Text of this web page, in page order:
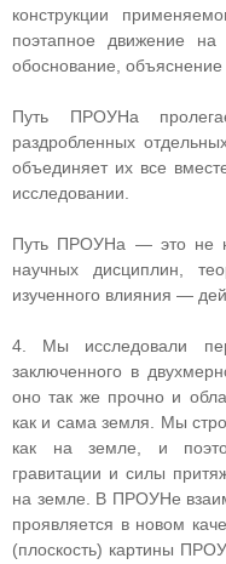
конструкции
поэтапное движение на
обоснование,
Путь ПРОУНа
раздробленных
объединяет их все
исследовании.
Путь ПРОУНа — это не
научных дисциплин,
изученного влияния —
4. Мы исследовали
заключенного в
оно так же прочно и
как и сама земля. Мы
как на земле, и
гравитации и силы
на земле. В ПРОУНе
проявляется в новом
(плоскость) картины